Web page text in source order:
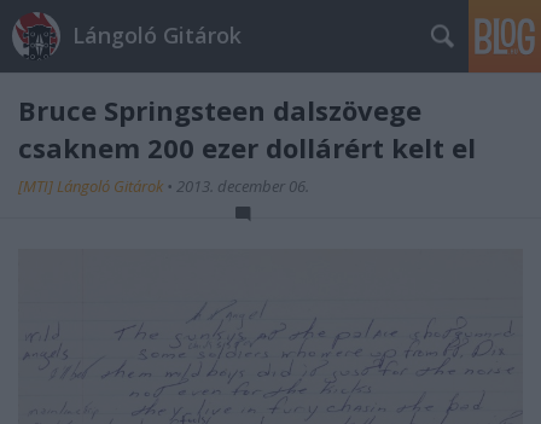
Lángoló Gitárok
Bruce Springsteen dalszövege
csaknem 200 ezer dollárért kelt el
[MTI] Lángoló Gitárok • 2013. december 06.